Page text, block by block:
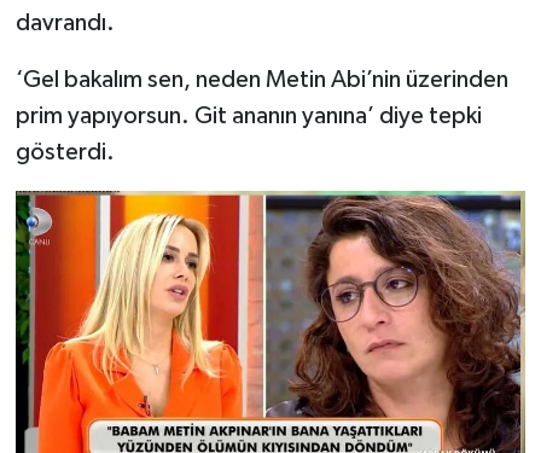
davrandı.
‘Gel bakalım sen, neden Metin Abi’nin üzerinden
prim yapıyorsun. Git ananın yanına’ diye tepki
gösterdi.